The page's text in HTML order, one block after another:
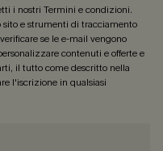
i nostri Termini e condizioni.
e strumenti di tracciamento
se le e-mail vengono
contenuti e offerte e
il tutto come descritto nella
l'iscrizione in qualsiasi